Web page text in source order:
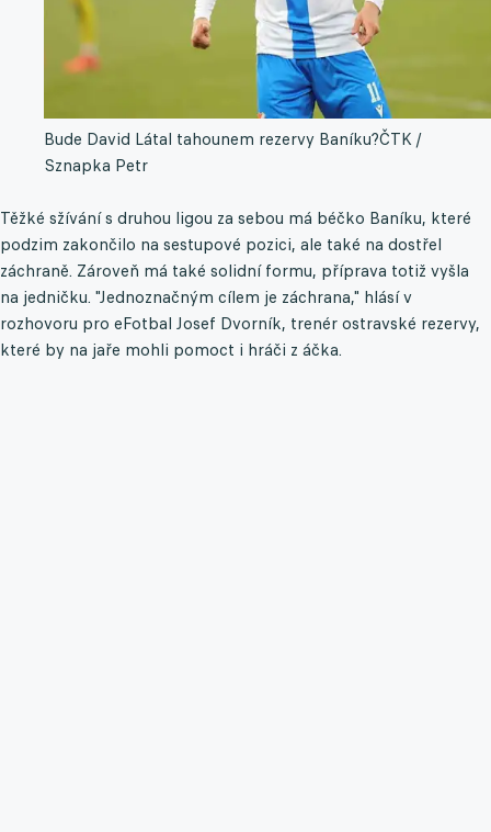
Bude David Látal tahounem rezervy Baníku?ČTK /
Sznapka Petr
Těžké sžívání s druhou ligou za sebou má béčko Baníku, které
podzim zakončilo na sestupové pozici, ale také na dostřel
záchraně. Zároveň má také solidní formu, příprava totiž vyšla
na jedničku. "Jednoznačným cílem je záchrana," hlásí v
rozhovoru pro eFotbal Josef Dvorník, trenér ostravské rezervy,
které by na jaře mohli pomoct i hráči z áčka.